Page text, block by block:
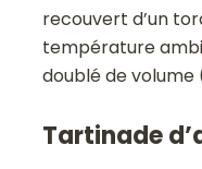
recouvert d’un
température
doublé de volume
Tartinade